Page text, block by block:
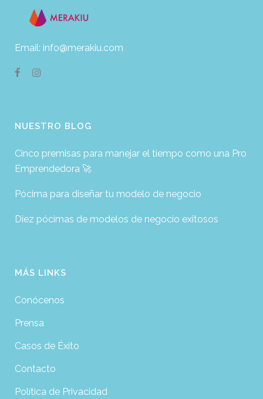
Email: info@merakiu.com
NUESTRO BLOG
Cinco premisas para manejar el tiempo como una Pro
Emprendedora 🚀
Pócima para diseñar tu modelo de negocio
Diez pócimas de modelos de negocio exitosos
MÁS LINKS
Conócenos
Prensa
Casos de Éxito
Contacto
Política de Privacidad